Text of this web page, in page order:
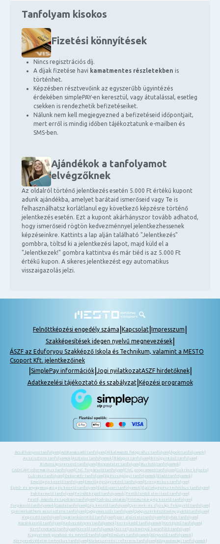
Tanfolyam kisokos
Fizetési könnyítések
Nincs regisztrációs díj.
A díjak fizetése havi kamatmentes részletekben is
történhet.
Képzésben résztvevőink az egyszerűbb ügyintézés
érdekében simplePAY-en keresztül, vagy átutalással, esetleg
csekken is rendezhetik befizetéseiket.
Nálunk nem kell megjegyezned a befizetéseid időpontjait,
mert erről is mindig időben tájékoztatunk e-mailben és
SMS-ben.
Ajándékok a tanfolyamot
elvégzőknek
Az oldalról történő jelentkezés esetén 5.000 Ft értékű kupont
adunk ajándékba, amelyet barátaid ismerőseid vagy Te is
felhasználhatsz korlátlanul egy következő képzésre történő
jelentkezés esetén. Ezt a kupont akárhányszor tovább adhatod,
hogy ismerőseid rögtön kedvezménnyel jelentkezhessenek
képzéseinkre. Kattints a lap alján található "Jelentkezés"
gombbra, töltsd ki a jelentkezési lapot, majd küld el a
"Jelentkezek!" gombra kattintva és már tiéd is az 5.000 Ft
értékű kupon. A sikeres jelentkezést egy automatikus
visszaigazolás jelzi.
Felnőttképzési engedély száma Kapcsolat Impresszum
Szakképesítések idegen nyelvű megnevezések|
ÁSZF az Eduforyou Szakképző Iskola és Technikum, valamint a MESTO
Csoport Kft. jelentkezőinek
SimplePay információk| Jogi nyilatkozatASZF hirdetőknek|
Adatkezelési tájékoztató és szabályzat| Képzési programok
Ácsállványozó tanfolyam| Adótanácsadó tanfolyam| Alkalmazott fotográfus tanfolyam| Ápoló tanfolyamok
Asszisztens tanfolyamok Asztalos tanfolyamok Bádogos tanfolyam| Bérügyintéző tanfolyam|
Biztonságszervező tanfolyam| Boncmester tanfolyam| Burkoló tanfolyamok
CAD-CAM informatikus tanfolyam| CNC forgácsoló tanfolyam| CNC programozó tanfolyam| Cukrász képzés
Cukrász tanfolyam| Dekoratőr tanfolyam| Egészségügyi tanfolyamok Eladó tanfolyamok
Emelőgép-kezelő tanfolyam Emelőgép-ügyintéző tanfolyam Energetikus tanfolyam
Építő- és anyagmozgató gép kezelő tanfolyam Építőipari tanfolyamok Épületgépész technikus tanfolyam
Fakitermelő tanfolyam Felnőttképző tanfolyamok Fertőtlenítő sterilező tanfolyam
Festő, mázoló és tapétázó tanfolyam Fodrász oktatás Földmunka- gép kezelő tanfolyam
Forgácsoló tanfolyamok Gazda tanfolyam| Gép kezelő tanfolyam| Gyermek- és ifjúsági felügyelő tanfolyam|
Gyermekotthoni asszisztens tanfolyam| Gyógymasszőr tanfolyam| Gyógyszerkészítmény gyártó tanfolyam|
Hegesztő tanfolyam Ingatlanközvetítő tanfolyam Ipari alpinista tanfolyam Kályhás tanfolyam
Kazánkezelő tanfolyam| Kedvezményes tanfolyamok Kereskedő tanfolyamok Kertépítő tanfolyam|
Kertfenntartó tanfolyam| Kezelő tanfolyamok Kis teljesítményű kazánfűtő tanfolyam|
Kisgyermek gondozó -és nevelő tanfolyam| Kőműves tanfolyamok Könyvelő tanfolyamok
Környezetvédelmi technikus tanfolyam| Közbeszerzési referens tanfolyam| Közgazdasági tanfolyamok